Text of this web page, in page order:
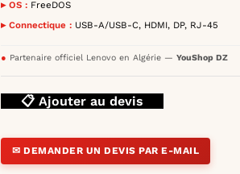
▸ OS : FreeDOS
▸ Connectique : USB-A/USB-C, HDMI, DP, RJ-45
● Partenaire officiel Lenovo en Algérie —YouShop DZ
📋 Ajouter au devis
✉ DEMANDER UN DEVIS PAR E-MAIL